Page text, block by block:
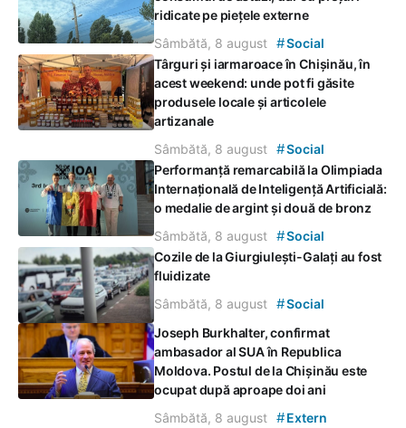
ridicate pe piețele externe
Sâmbătă, 8 august #Social
Târguri și iarmaroace în Chișinău, în
acest weekend: unde pot fi găsite
produsele locale și articolele
artizanale
Sâmbătă, 8 august #Social
Performanță remarcabilă la Olimpiada
Internațională de Inteligență Artificială:
o medalie de argint și două de bronz
Sâmbătă, 8 august #Social
Cozile de la Giurgiulești-Galați au fost
fluidizate
Sâmbătă, 8 august #Social
Joseph Burkhalter, confirmat
ambasador al SUA în Republica
Moldova. Postul de la Chișinău este
ocupat după aproape doi ani
Sâmbătă, 8 august #Extern